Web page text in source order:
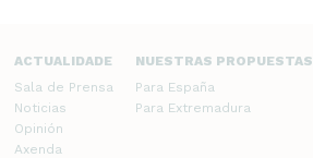
ACTUALIDADE
Sala de Prensa
Noticias
Opinión
Axenda
NUESTRAS PROPUESTAS
Para España
Para Extremadura